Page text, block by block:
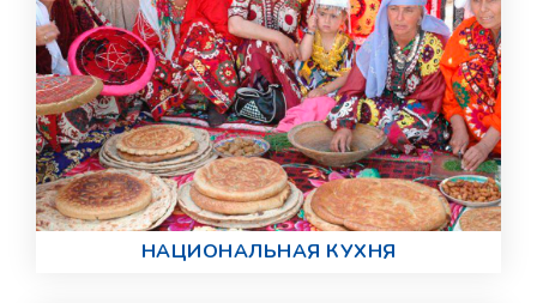
НАЦИОНАЛЬНАЯ КУХНЯ